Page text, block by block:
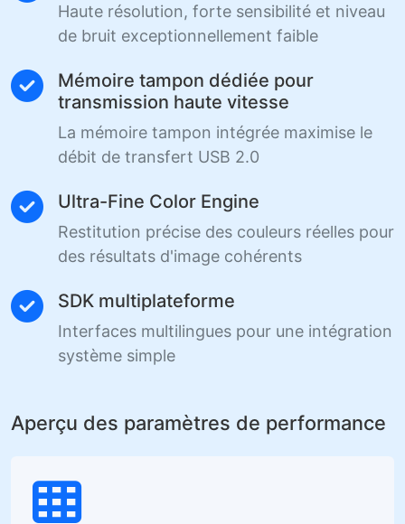
Haute résolution, forte sensibilité et niveau
de bruit exceptionnellement faible
Mémoire tampon dédiée pour
transmission haute vitesse
La mémoire tampon intégrée maximise le
débit de transfert USB 2.0
Ultra-Fine Color Engine
Restitution précise des couleurs réelles pour
des résultats d'image cohérents
SDK multiplateforme
Interfaces multilingues pour une intégration
système simple
Aperçu des paramètres de performance